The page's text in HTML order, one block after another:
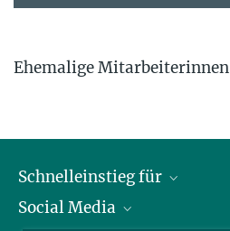
Ehemalige Mitarbeiterinnen
Caroline Deimel
Schnelleinstieg für
Journalist*innen
Social Media